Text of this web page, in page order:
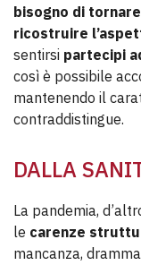
bisogno di
ricostruire
sentirsi partecipi
così è possibile
mantenendo il
contraddistingue.
DALLA
La pandemia,
le carenze
mancanza,